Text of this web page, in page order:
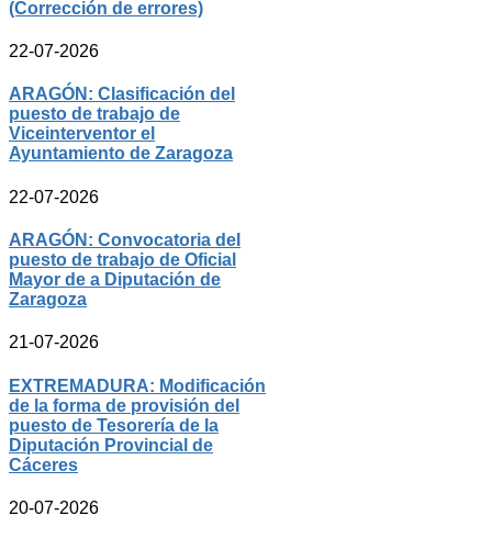
(Corrección de errores)
22-07-2026
ARAGÓN: Clasificación del
puesto de trabajo de
Viceinterventor el
Ayuntamiento de Zaragoza
22-07-2026
ARAGÓN: Convocatoria del
puesto de trabajo de Oficial
Mayor de a Diputación de
Zaragoza
21-07-2026
EXTREMADURA: Modificación
de la forma de provisión del
puesto de Tesorería de la
Diputación Provincial de
Cáceres
20-07-2026